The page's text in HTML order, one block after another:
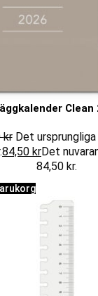
Clean
kr Det
84,50 krDet
84,50 kr.